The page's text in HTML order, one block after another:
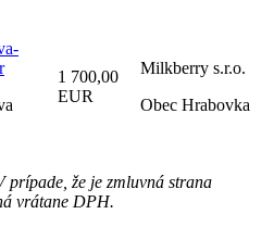
1 700,00
EUR
Milkberry s.r.o.
Obec Hrabovka
prípade, že je zmluvná strana
vrátane DPH.